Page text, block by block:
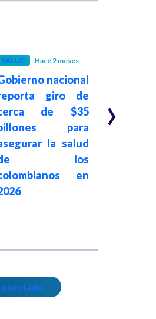
SALUD Hace 2 meses
nacional
giro de
de $35
para
la salud
los
en
›